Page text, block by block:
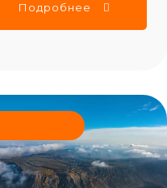
Подробнее